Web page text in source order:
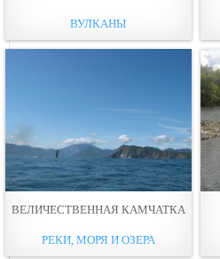
ВУЛКАНЫ
ВЕЛИЧЕСТВЕННАЯ КАМЧАТКА
РЕКИ, МОРЯ И ОЗЕРА